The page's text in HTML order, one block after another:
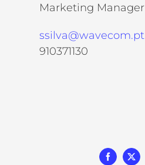
Marketing Manager
ssilva@wavecom.pt
910371130
Facebook
X